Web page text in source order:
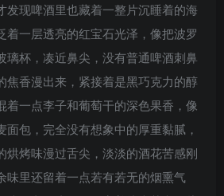
发现啤酒里也藏着一整片沉睡着的海
着一层透亮的红宝石光泽，像把波罗
璃杯，凑近鼻尖，没有普通啤酒刺鼻
焦香漫出来，紧接着是黑巧克力的醇
着一点李子和葡萄干的深色果香，像
包，完全没有想象中的厚重黏腻，
烘烤味漫过舌尖，淡淡的酒花苦感刚
味里还留着一点若有若无的烟熏气